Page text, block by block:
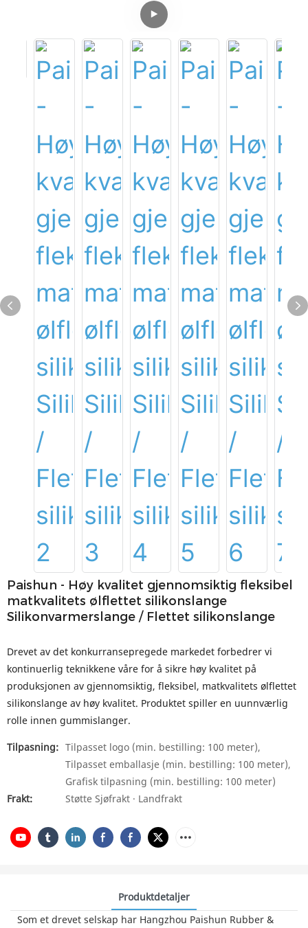
Paishun - Høy kvalitet gjennomsiktig fleksibel
matkvalitets ølflettet silikonslange
Silikonvarmerslange / Flettet silikonslange
Drevet av det konkurransepregede markedet forbedrer vi
kontinuerlig teknikkene våre for å sikre høy kvalitet på
produksjonen av gjennomsiktig, fleksibel, matkvalitets ølflettet
silikonslange av høy kvalitet. Produktet spiller en uunnværlig
rolle innen gummislanger.
Tilpasning: Tilpasset logo (min. bestilling: 100 meter),
Tilpasset emballasje (min. bestilling: 100 meter),
Grafisk tilpasning (min. bestilling: 100 meter)
Frakt:
Støtte Sjøfrakt · Landfrakt
Produktdetaljer
Som et drevet selskap har Hangzhou Paishun Rubber &